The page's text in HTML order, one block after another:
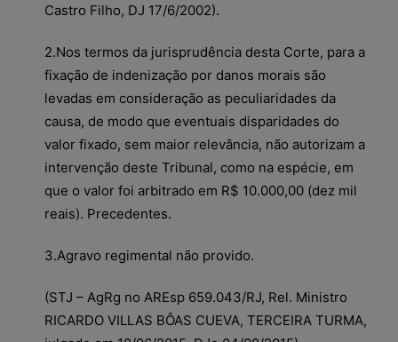
Castro Filho, DJ 17/6/2002).
2.Nos termos da jurisprudência desta Corte, para a
fixação de indenização por danos morais são
levadas em consideração as peculiaridades da
causa, de modo que eventuais disparidades do
valor fixado, sem maior relevância, não autorizam a
intervenção deste Tribunal, como na espécie, em
que o valor foi arbitrado em R$ 10.000,00 (dez mil
reais). Precedentes.
3.Agravo regimental não provido.
(STJ – AgRg no AREsp 659.043/RJ, Rel. Ministro
RICARDO VILLAS BÔAS CUEVA, TERCEIRA TURMA,